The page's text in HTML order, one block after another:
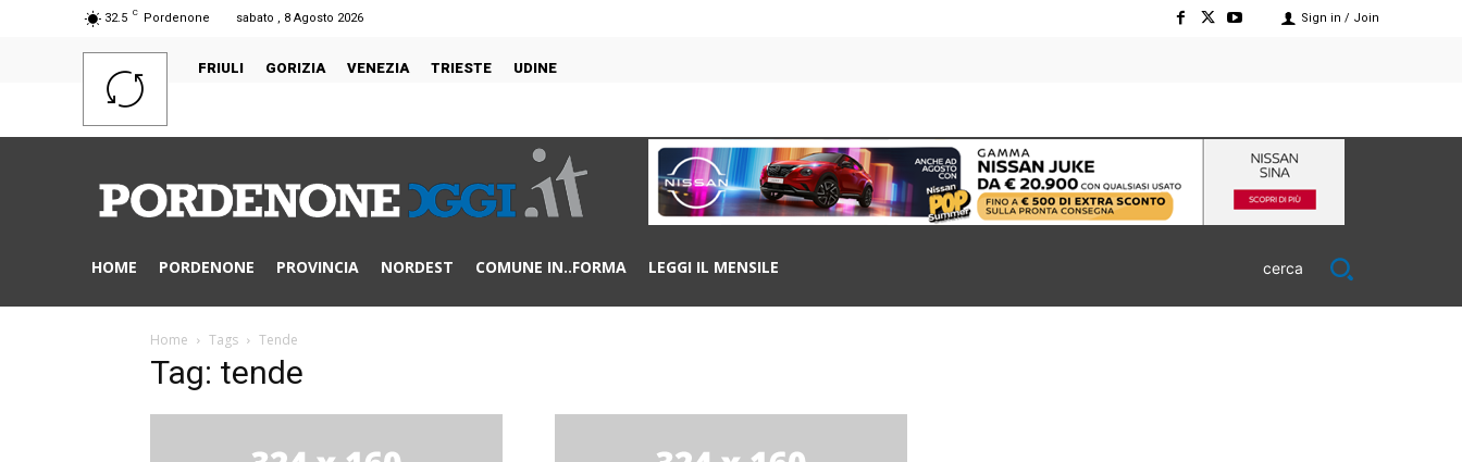
32.5 C Pordenone sabato , 8 Agosto 2026 Sign in / Join
FRIULI GORIZIA VENEZIA TRIESTE UDINE
HOME PORDENONE PROVINCIA NORDEST COMUNE IN..FORMA LEGGI IL MENSILE cerca
Home Tags Tende
Tag: tende